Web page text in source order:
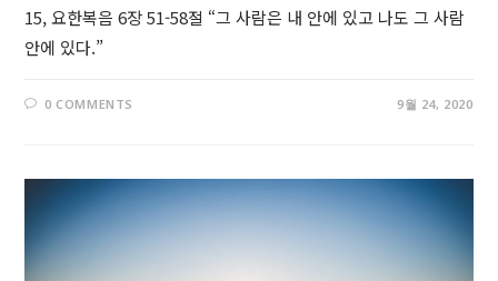
15, 요한복음 6장 51-58절 “그 사람은 내 안에 있고 나도 그 사람
안에 있다.”
0 COMMENTS 9월 24, 2020